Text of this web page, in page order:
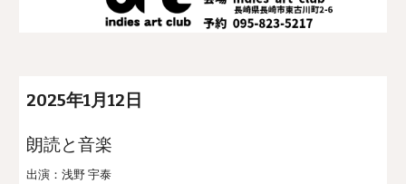
2025年1月12 日
朗読と音楽
出演：浅野 宇泰